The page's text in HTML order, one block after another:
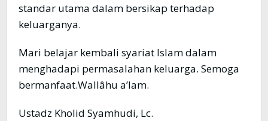
standar utama dalam bersikap terhadap
keluarganya.
Mari belajar kembali syariat Islam dalam
menghadapi permasalahan keluarga. Semoga
bermanfaat.Wallâhu a’lam.
Ustadz Kholid Syamhudi, Lc.